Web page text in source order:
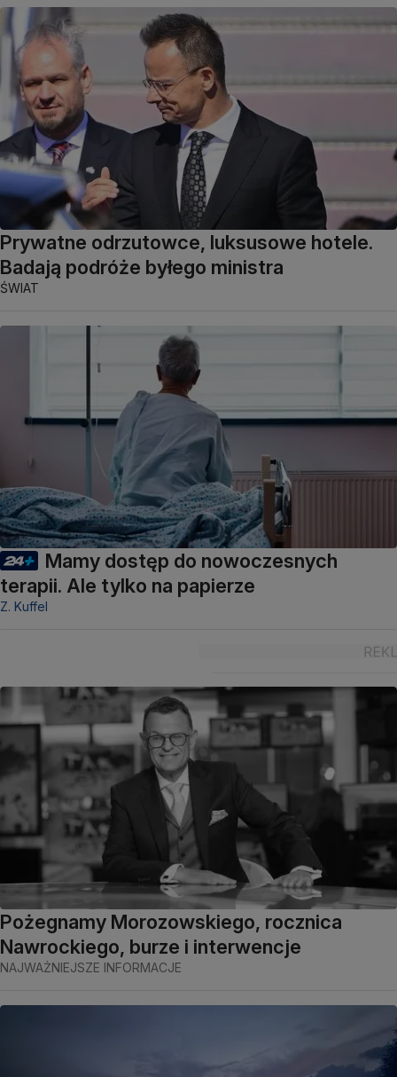
Prywatne odrzutowce, luksusowe hotele.
Badają podróże byłego ministra
ŚWIAT
Mamy dostęp do nowoczesnych
terapii. Ale tylko na papierze
Z. Kuffel
Pożegnamy Morozowskiego, rocznica
Nawrockiego, burze i interwencje
NAJWAŻNIEJSZE INFORMACJE